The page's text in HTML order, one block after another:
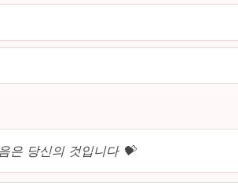
은 당신의 것입니다 💝